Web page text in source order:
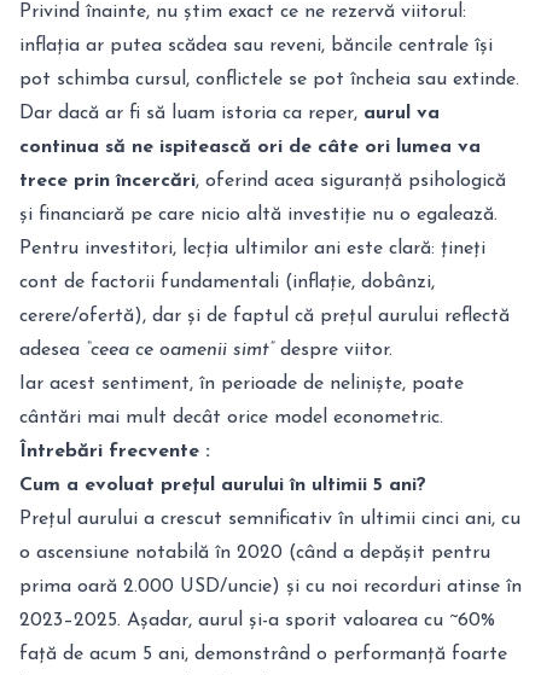
Privind înainte, nu știm exact ce ne rezervă viitorul:
inflația ar putea scădea sau reveni, băncile centrale își
pot schimba cursul, conflictele se pot încheia sau extinde.
Dar dacă ar fi să luam istoria ca reper, aurul va
continua să ne ispitească ori de câte ori lumea va
trece prin încercări, oferind acea siguranță psihologică
și financiară pe care nicio altă investiție nu o egalează.
Pentru investitori, lecția ultimilor ani este clară: țineți
cont de factorii fundamentali (inflație, dobânzi,
cerere/ofertă), dar și de faptul că prețul aurului reflectă
adesea “ceea ce oamenii simt”despre viitor.
Iar acest sentiment, în perioade de neliniște, poate
cântări mai mult decât orice model econometric.
Întrebări frecvente :
Cum a evoluat prețul aurului în ultimii 5 ani?
Prețul aurului a crescut semnificativ în ultimii cinci ani, cu
o ascensiune notabilă în 2020 (când a depășit pentru
prima oară 2.000 USD/uncie) și cu noi recorduri atinse în
2023–2025. Așadar, aurul și-a sporit valoarea cu ~60%
față de acum 5 ani, demonstrând o performanță foarte